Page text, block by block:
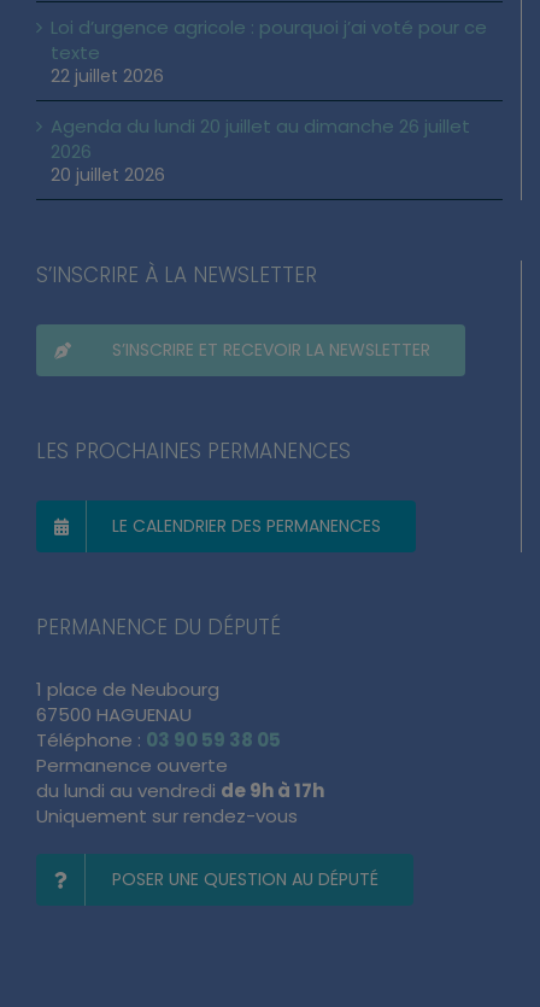
Loi d’urgence agricole : pourquoi j’ai voté pour ce
texte
22 juillet 2026
Agenda du lundi 20 juillet au dimanche 26 juillet
2026
20 juillet 2026
S’INSCRIRE À LA NEWSLETTER
S’INSCRIRE ET RECEVOIR LA NEWSLETTER
LES PROCHAINES PERMANENCES
LE CALENDRIER DES PERMANENCES
PERMANENCE DU DÉPUTÉ
1 place de Neubourg
67500 HAGUENAU
Téléphone : 03 90 59 38 05
Permanence ouverte
du lundi au vendredi de 9h à 17h
Uniquement sur rendez-vous
POSER UNE QUESTION AU DÉPUTÉ